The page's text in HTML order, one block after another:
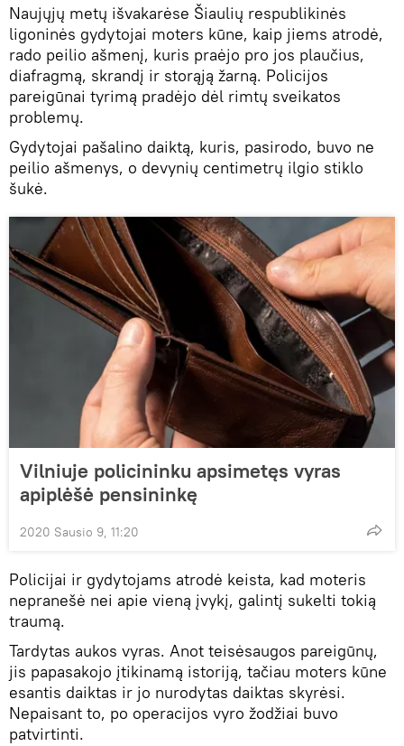
Naujųjų metų išvakarėse Šiaulių respublikinės
ligoninės gydytojai moters kūne, kaip jiems atrodė,
rado peilio ašmenį, kuris praėjo pro jos plaučius,
diafragmą, skrandį ir storąją žarną. Policijos
pareigūnai tyrimą pradėjo dėl rimtų sveikatos
problemų.
Gydytojai pašalino daiktą, kuris, pasirodo, buvo ne
peilio ašmenys, o devynių centimetrų ilgio stiklo
šukė.
Vilniuje policininku apsimetęs vyras
apiplėšė pensininkę
2020 Sausio 9, 11:20
Policijai ir gydytojams atrodė keista, kad moteris
nepranešė nei apie vieną įvykį, galintį sukelti tokią
traumą.
Tardytas aukos vyras. Anot teisėsaugos pareigūnų,
jis papasakojo įtikinamą istoriją, tačiau moters kūne
esantis daiktas ir jo nurodytas daiktas skyrėsi.
Nepaisant to, po operacijos vyro žodžiai buvo
patvirtinti.